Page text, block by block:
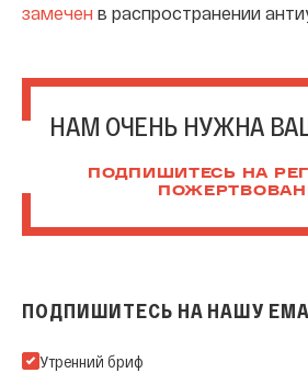
замечен в распространении
НАМ ОЧЕНЬ НУЖНА
ПОДПИШИТЕСЬ НА
ПОДПИШИТЕСЬ НА НАШУ
Подпишитесь на нашу Email-рассылку
Утренний бриф